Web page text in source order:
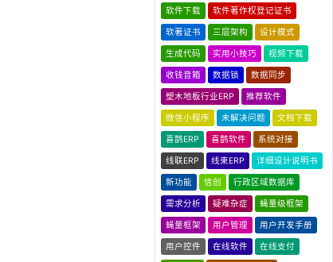
软件下载 软件著作权登记证书
软著证书 三层架构 设计模式
生成代码 实用小技巧 视频下载
收钱音箱 数据锁 数据同步
塑木地板行业ERP 推荐软件
微信小程序 未解决问题 文档下载
喜鹊ERP 喜鹊软件 系统对接
线联ERP 线束ERP 详细设计说明书
新功能 信创 行政区域数据库
需求分析 疑难杂症 蝇量级框架
蝇量框架 用户管理 用户开发手册
用户控件 在线软件 在线支付